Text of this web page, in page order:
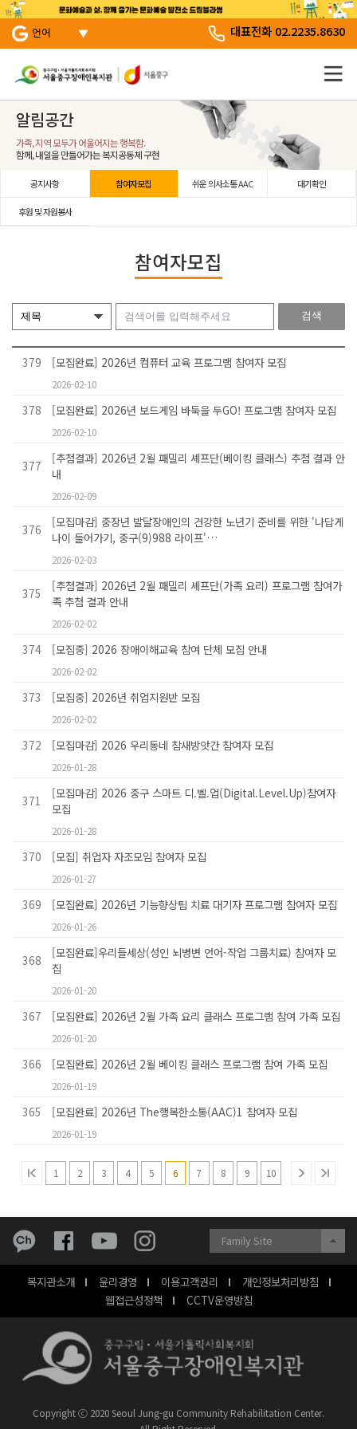
본문 바로 가기
서브 메뉴 바로가기
주 메뉴 바로 가기
언어 대표전화 02.2235.8630
알림공간
가족, 지역 모두가 어울어지는 행복함.
함께, 내일을 만들어가는 복지공동체 구현
공지사항 참여자모집 쉬운 의사소통 AAC 대기확인
후원 및 자원봉사
참여자모집
379 [모집완료] 2026년 컴퓨터 교육 프로그램 참여자 모집
2026-02-10
378 [모집완료] 2026년 보드게임 바둑을 두GO! 프로그램 참여자 모집
2026-02-10
377
[추첨결과] 2026년 2월 패밀리 셰프단(베이킹 클래스) 추첨 결과 안
내
2026-02-09
376
[모집마감] 중장년 발달장애인의 건강한 노년기 준비를 위한 '나답게
나이 들어가기, 중구(9)988 라이프'…
2026-02-03
375
[추첨결과] 2026년 2월 패밀리 셰프단(가족 요리) 프로그램 참여가
족 추첨 결과 안내
2026-02-02
374 [모집중] 2026 장애이해교육 참여 단체 모집 안내
2026-02-02
373 [모집중] 2026년 취업지원반 모집
2026-02-02
372 [모집마감] 2026 우리동네 참새방앗간 참여자 모집
2026-01-28
371
[모집마감] 2026 중구 스마트 디.벨.업(Digital.Level.Up)참여자
모집
2026-01-28
370 [모집] 취업자 자조모임 참여자 모집
2026-01-27
369 [모집완료] 2026년 기능향상팀 치료 대기자 프로그램 참여자 모집
2026-01-26
368
[모집완료]우리들세상(성인 뇌병변 언어-작업 그룹치료) 참여자 모
집
2026-01-20
367 [모집완료] 2026년 2월 가족 요리 클래스 프로그램 참여 가족 모집
2026-01-20
366 [모집완료] 2026년 2월 베이킹 클래스 프로그램 참여 가족 모집
2026-01-19
365 [모집완료] 2026년 The행복한소통(AAC)1 참여자 모집
2026-01-19
1 2 3 4 5 6 7 8 9 10
복지관소개 윤리경영 이용고객권리
개인정보처리방침
웹접근성정책
CCTV운영방침
Family Site
Copyright ⓒ 2020 Seoul Jung-gu Community Rehabilitation Center.